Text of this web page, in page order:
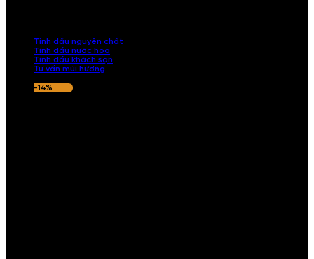
Tinh dầu nguyên chất
Tinh dầu nước hoa
Tinh dầu khách sạn
Tư vấn mùi hương
-14%